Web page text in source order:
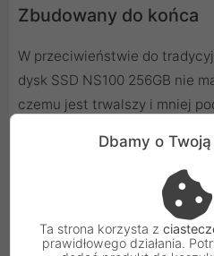
Zbudowany do końca
W przeciwieństwie do
dysk SSD NS100 256GB nie
czemu jest trwalszy i mniej
jeden solidny i niezawodny
przechowywania i
Dbamy o
Ta strona korzysta z
prawidłowego działania.